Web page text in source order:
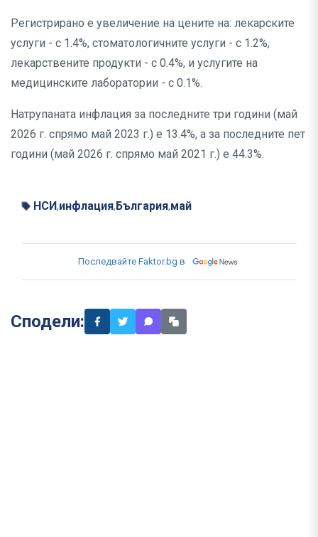
Регистрирано е увеличение на цените на: лекарските
услуги - с 1.4%, стоматологичните услуги - с 1.2%,
лекарствените продукти - с 0.4%, и услугите на
медицинските лаборатории - с 0.1%.
Натрупаната инфлация за последните три години (май
2026 г. спрямо май 2023 г.) е 13.4%, а за последните пет
години (май 2026 г. спрямо май 2021 г.) е 44.3%.
НСИ,инфлация, България,май
Последвайте Faktor.bg в
Сподели: